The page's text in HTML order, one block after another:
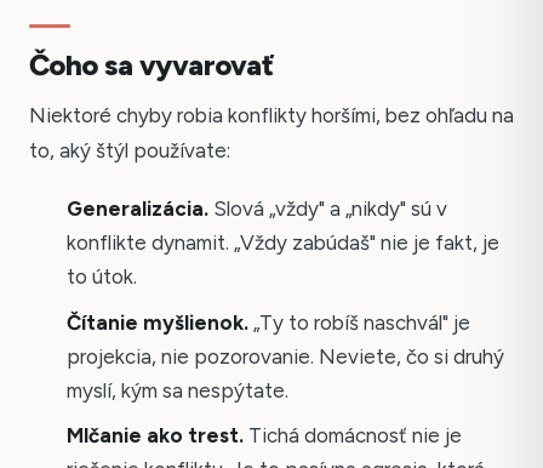
Čoho sa vyvarovať
Niektoré chyby robia konflikty horšími, bez ohľadu na
to, aký štýl používate:
Generalizácia. Slová „vždy" a „nikdy" sú v
konflikte dynamit. „Vždy zabúdaš" nie je fakt, je
to útok.
Čítanie myšlienok. „Ty to robíš naschvál" je
projekcia, nie pozorovanie. Neviete, čo si druhý
myslí, kým sa nespýtate.
Mlčanie ako trest. Tichá domácnosť nie je